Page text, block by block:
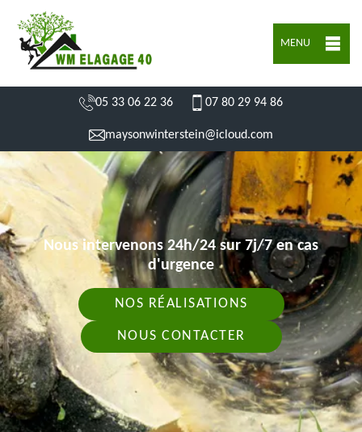
MENU
05 33 06 22 36 07 80 29 94 86
maysonwinterstein@icloud.com
Nous intervenons 24h/24 sur 7j/7 en cas
d'urgence
NOS RÉALISATIONS
NOUS CONTACTER